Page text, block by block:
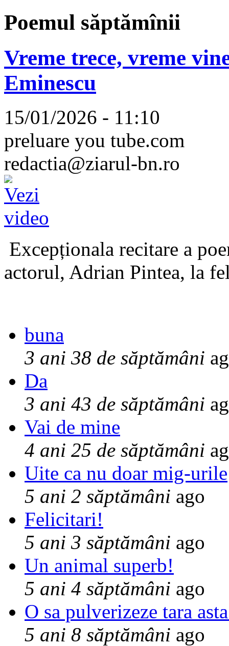
Poemul săptămînii
Vreme trece, vreme
Eminescu
15/01/2026 - 11:10
preluare you tube.com
redactia@ziarul-bn.ro
Excepționala recitare a
actorul, Adrian Pintea, la
buna
3 ani 38 de săptămâni
Da
3 ani 43 de săptămâni
Vai de mine
4 ani 25 de săptămâni
Uite ca nu doar mig-urile
5 ani 2 săptămâni ago
Felicitari!
5 ani 3 săptămâni ago
Un animal superb!
5 ani 4 săptămâni ago
O sa pulverizeze tara
5 ani 8 săptămâni ago